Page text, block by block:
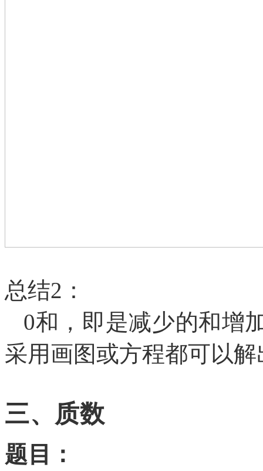
总结2：
0和，即是减少的和增
采用画图或方程都可以解
三、质数
题目：